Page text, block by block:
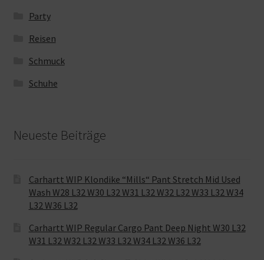
Party
Reisen
Schmuck
Schuhe
Neueste Beiträge
Carhartt WIP Klondike “Mills“ Pant Stretch Mid Used
Wash W28 L32 W30 L32 W31 L32 W32 L32 W33 L32 W34
L32 W36 L32
Carhartt WIP Regular Cargo Pant Deep Night W30 L32
W31 L32 W32 L32 W33 L32 W34 L32 W36 L32